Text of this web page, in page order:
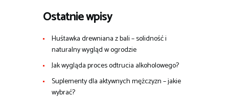
Ostatnie wpisy
Huśtawka drewniana z bali – solidność i
naturalny wygląd w ogrodzie
Jak wygląda proces odtrucia alkoholowego?
Suplementy dla aktywnych mężczyzn – jakie
wybrać?